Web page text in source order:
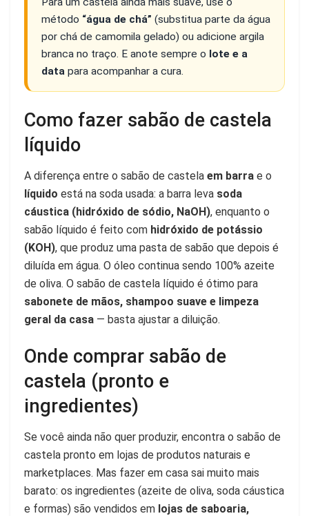
método “água de chá” (substitua parte da água
por chá de camomila gelado) ou adicione argila
branca no traço. E anote sempre o lote e a
data para acompanhar a cura.
Como fazer sabão de castela
líquido
A diferença entre o sabão de castela em barra e o
líquido está na soda usada: a barra leva soda
cáustica (hidróxido de sódio, NaOH), enquanto o
sabão líquido é feito com hidróxido de potássio
(KOH), que produz uma pasta de sabão que depois é
diluída em água. O óleo continua sendo 100% azeite
de oliva. O sabão de castela líquido é ótimo para
sabonete de mãos, shampoo suave e limpeza
geral da casa — basta ajustar a diluição.
Onde comprar sabão de
castela (pronto e
ingredientes)
Se você ainda não quer produzir, encontra o sabão de
castela pronto em lojas de produtos naturais e
marketplaces. Mas fazer em casa sai muito mais
barato: os ingredientes (azeite de oliva, soda cáustica
e formas) são vendidos em lojas de saboaria,